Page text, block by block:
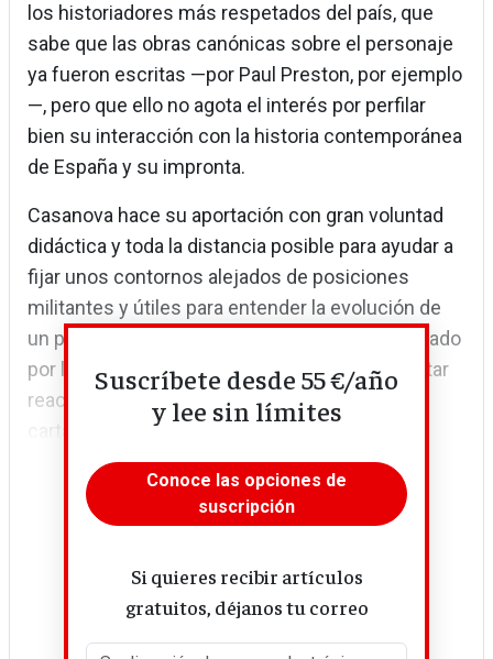
los historiadores más respetados del país, que
sabe que las obras canónicas sobre el personaje
ya fueron escritas —por Paul Preston, por ejemplo
—, pero que ello no agota el interés por perfilar
bien su interacción con la historia contemporánea
de España y su impronta.
Casanova hace su aportación con gran voluntad
didáctica y toda la distancia posible para ayudar a
fijar unos contornos alejados de posiciones
militantes y útiles para entender la evolución de
un país que, en buena medida, sigue traumatizado
por la memoria de la Guerra Civil y de este militar
reaccionario y despiadado que supo jugar sus
cartas, a veces incluso de pura casualidad.
Suscríbete desde 55 €/año
y lee sin límites
Conoce las opciones de
suscripción
Si quieres recibir artículos
gratuitos, déjanos tu correo